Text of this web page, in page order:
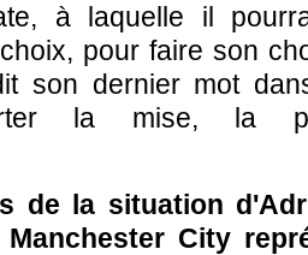
à laquelle il
pour faire son
son dernier mot
la mise, la
de la situation
Manchester City